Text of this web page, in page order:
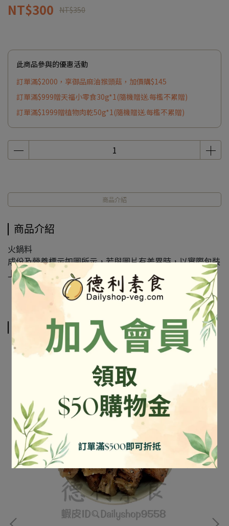
NT$300 NT$350
此商品參與的優惠活動
訂單滿$2000，享御品麻油猴頭菇，加價購$145
訂單滿$999贈天福小零食30g*1(隨機贈送.每檻不累贈)
訂單滿$1999贈植物肉乾50g*1(隨機贈送.每檻不累贈)
商品介紹
商品介紹
火鍋料
成份及營養標示如圖所示，若與圖片有差異時，以實際包裝
上標示為準
相關商品